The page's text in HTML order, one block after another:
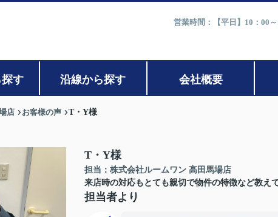
営業時間：【平日】10：00
す 沿線から探す 会社概要
店 お客様の声 T・Y様
T・Y様
担当：株式会社ルームワン 高田馬場店
来店時の対応もとても親切で物件の特徴など教え
担当者より